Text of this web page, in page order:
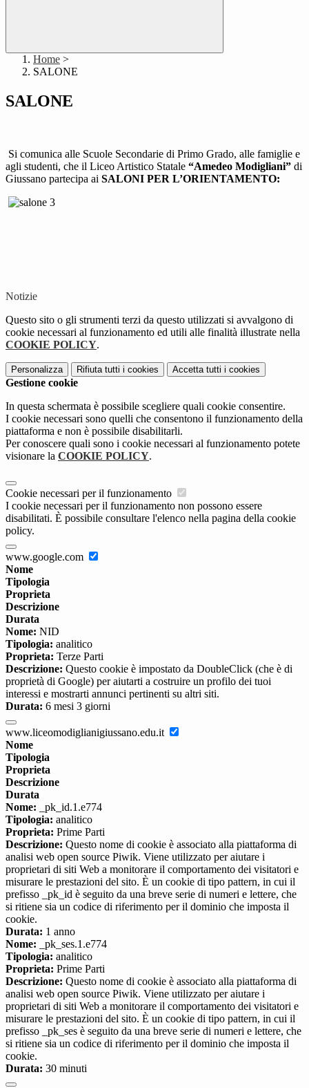
Home >
SALONE
SALONE
Si comunica alle Scuole Secondarie di Primo Grado, alle famiglie e
agli studenti, che il Liceo Artistico Statale “Amedeo Modigliani” di
Giussano partecipa ai SALONI PER L’ORIENTAMENTO:
Notizie
Questo sito o gli strumenti terzi da questo utilizzati si avvalgono di
cookie necessari al funzionamento ed utili alle finalità illustrate nella
COOKIE POLICY.
Personalizza Rifiuta tutti i cookies Accetta tutti i cookies
Gestione cookie
In questa schermata è possibile scegliere quali cookie consentire.
I cookie necessari sono quelli che consentono il funzionamento della
piattaforma e non è possibile disabilitarli.
Per conoscere quali sono i cookie necessari al funzionamento potete
visionare la COOKIE POLICY.
Cookie necessari per il funzionamento
I cookie necessari per il funzionamento non possono essere
disabilitati. È possibile consultare l'elenco nella pagina della cookie
policy.
www.google.com
Nome
Tipologia
Proprieta
Descrizione
Durata
Nome: NID
Tipologia: analitico
Proprieta: Terze Parti
Descrizione: Questo cookie è impostato da DoubleClick (che è di
proprietà di Google) per aiutarti a costruire un profilo dei tuoi
interessi e mostrarti annunci pertinenti su altri siti.
Durata: 6 mesi 3 giorni
www.liceomodiglianigiussano.edu.it
Nome
Tipologia
Proprieta
Descrizione
Durata
Nome: _pk_id.1.e774
Tipologia: analitico
Proprieta: Prime Parti
Descrizione: Questo nome di cookie è associato alla piattaforma di
analisi web open source Piwik. Viene utilizzato per aiutare i
proprietari di siti Web a monitorare il comportamento dei visitatori e
misurare le prestazioni del sito. È un cookie di tipo pattern, in cui il
prefisso _pk_id è seguito da una breve serie di numeri e lettere, che
si ritiene sia un codice di riferimento per il dominio che imposta il
cookie.
Durata: 1 anno
Nome: _pk_ses.1.e774
Tipologia: analitico
Proprieta: Prime Parti
Descrizione: Questo nome di cookie è associato alla piattaforma di
analisi web open source Piwik. Viene utilizzato per aiutare i
proprietari di siti Web a monitorare il comportamento dei visitatori e
misurare le prestazioni del sito. È un cookie di tipo pattern, in cui il
prefisso _pk_ses è seguito da una breve serie di numeri e lettere, che
si ritiene sia un codice di riferimento per il dominio che imposta il
cookie.
Durata: 30 minuti